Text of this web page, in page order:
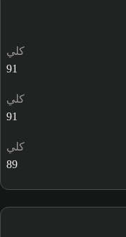
كلي
91
كلي
91
كلي
89